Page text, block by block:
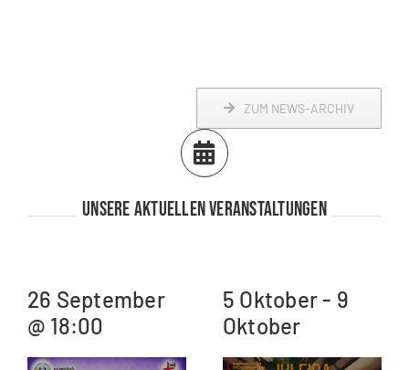
ZUM NEWS-ARCHIV
Unsere aktuellen Veranstaltungen
26 September
@ 18:00
5 Oktober - 9
Oktober